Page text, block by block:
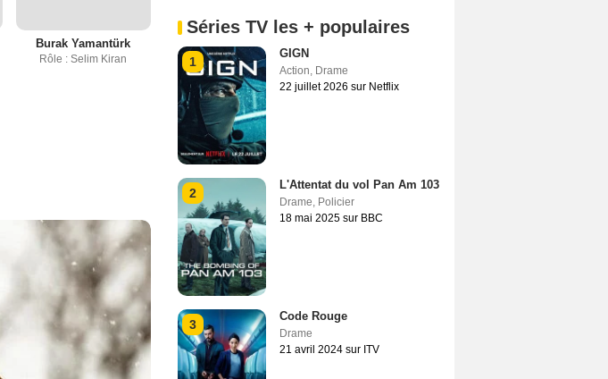
Burak Yamantürk
Rôle : Selim Kiran
Séries TV les + populaires
1
GIGN
Action, Drame
22 juillet 2026 sur Netflix
2
L'Attentat du vol Pan Am 103
Drame, Policier
18 mai 2025 sur BBC
3
Code Rouge
Drame
21 avril 2024 sur ITV